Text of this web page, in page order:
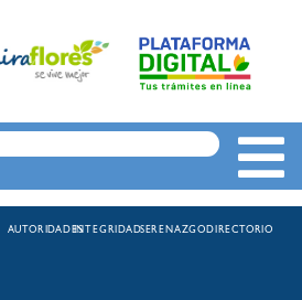
AUTORIDADESINTEGRIDADSERENAZGODIRECTORIO